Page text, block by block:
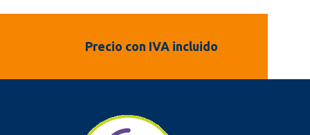
Precio con IVA incluido